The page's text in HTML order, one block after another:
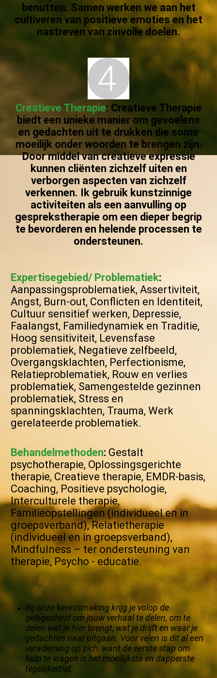
benutten. Samen werken we aan het
cultiveren van positieve emoties en het
nastreven van zinvolle doelen.
Creatieve Therapie: Creatieve Therapie
biedt een unieke manier om gevoelens
en gedachten uit te drukken die soms
moeilijk onder woorden te brengen zijn.
Door middel van creatieve expressie
kunnen cliënten zichzelf uiten en
verborgen aspecten van zichzelf
verkennen. Ik gebruik kunstzinnige
activiteiten als een aanvulling op
gesprekstherapie om een dieper begrip
te bevorderen en helende processen te
ondersteunen.
Expertisegebied/ Problematiek:
Aanpassingsproblematiek, Assertiviteit,
Angst, Burn-out, Conflicten en Identiteit,
Cultuur sensitief werken, Depressie,
Faalangst, Familiedynamiek en Traditie,
Hoog sensitiviteit, Levensfase
problematiek, Negatieve zelfbeeld,
Overgangsklachten, Perfectionisme,
Relatieproblematiek, Rouw en verlies
problematiek, Samengestelde gezinnen
problematiek, Stress en
spanningsklachten, Trauma, Werk
gerelateerde problematiek.
Behandelmethoden: Gestalt
psychotherapie, Oplossingsgerichte
therapie, Creatieve therapie, EMDR-basis,
Coaching, Positieve psychologie,
Interculturele therapie,
Familieopstellingen (individueel en in
groepsverband), Relatietherapie
(individueel en in groepsverband),
Mindfulness – ter ondersteuning van
therapie, Psycho - educatie.
Bij onze kennismaking krijg je volop de
gelegenheid om jouw verhaal te delen, om te
delen wat je hier brengt, wat je drijft en waar je
gedachten naar uitgaan. Voor velen is dit al een
verademing op zich, want de eerste stap om
hulp te vragen is het moeilijkste en dapperste
tegelijkertijd.